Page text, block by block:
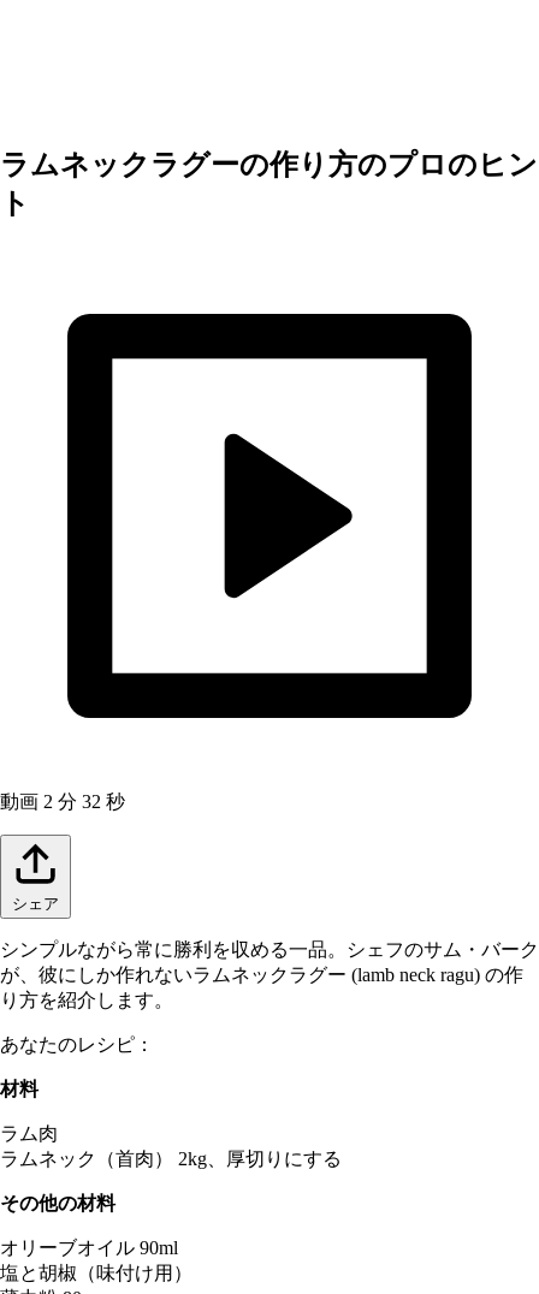
ラムネックラグーの作り方のプロのヒン
ト
動画 2 分 32 秒
シェア
シンプルながら常に勝利を収める一品。シェフのサム・バーク
が、彼にしか作れないラムネックラグー (lamb neck ragu) の作
り方を紹介します。
あなたのレシピ：
材料
ラム肉
ラムネック（首肉） 2kg、厚切りにする
その他の材料
オリーブオイル 90ml
塩と胡椒（味付け用）